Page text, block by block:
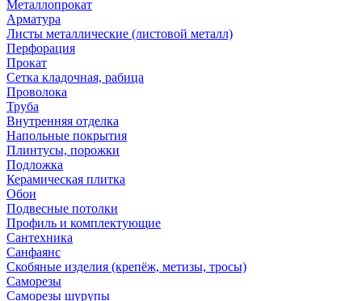
Металлопрокат
Арматура
Листы металлические (листовой металл)
Перфорация
Прокат
Сетка кладочная, рабица
Проволока
Труба
Внутренняя отделка
Напольные покрытия
Плинтусы, порожки
Подложка
Керамическая плитка
Обои
Подвесные потолки
Профиль и комплектующие
Сантехника
Санфаянс
Скобяные изделия (крепёж, метизы, тросы)
Саморезы
Саморезы шурупы